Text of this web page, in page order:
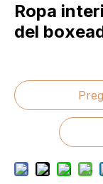
Ropa
del